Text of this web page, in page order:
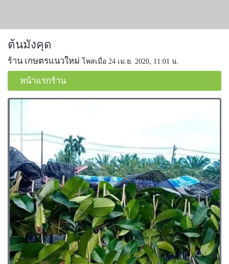
ต้นมังคุด
ร้าน เกษตรแนวใหม่ โพสเมื่อ 24 เม.ย. 2020, 11:01 น.
หน้าแรกร้าน